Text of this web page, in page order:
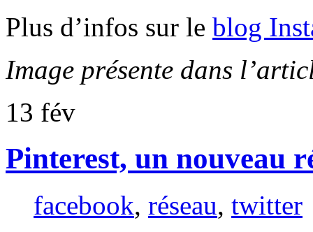
Plus d’infos sur le blog
Image présente dans
13 fév
Pinterest, un nouveau
facebook, réseau, twitter